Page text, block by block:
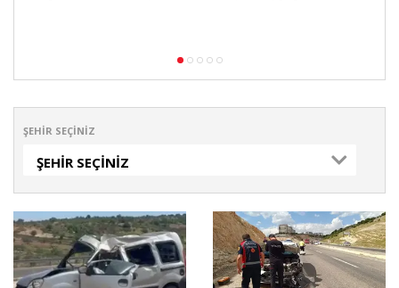
ŞEHIR SEÇINIZ
ŞEHIR SEÇINIZ